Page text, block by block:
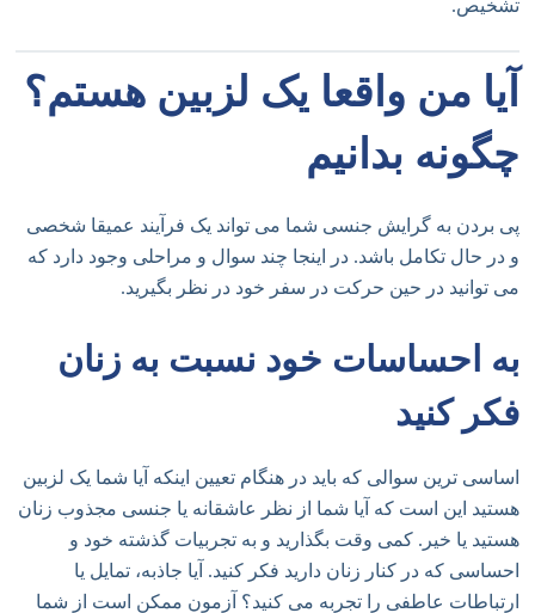
تشخیص.
آیا من واقعا یک لزبین هستم؟
چگونه بدانیم
پی بردن به گرایش جنسی شما می تواند یک فرآیند عمیقا شخصی
و در حال تکامل باشد. در اینجا چند سوال و مراحلی وجود دارد که
می توانید در حین حرکت در سفر خود در نظر بگیرید.
به احساسات خود نسبت به زنان
فکر کنید
اساسی ترین سوالی که باید در هنگام تعیین اینکه آیا شما یک لزبین
هستید این است که آیا شما از نظر عاشقانه یا جنسی مجذوب زنان
هستید یا خیر. کمی وقت بگذارید و به تجربیات گذشته خود و
احساسی که در کنار زنان دارید فکر کنید. آیا جاذبه، تمایل یا
ارتباطات عاطفی را تجربه می کنید؟ آزمون ممکن است از شما